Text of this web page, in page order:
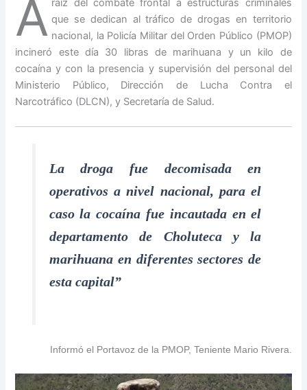
A raíz del combate frontal a estructuras criminales
que se dedican al tráfico de drogas en territorio
nacional, la Policía Militar del Orden Público (PMOP)
incineró este día 30 libras de marihuana y un kilo de
cocaína y con la presencia y supervisión del personal del
Ministerio Público, Dirección de Lucha Contra el
Narcotráfico (DLCN), y Secretaría de Salud.
La droga fue decomisada en
operativos a nivel nacional, para el
caso la cocaína fue incautada en el
departamento de Choluteca y la
marihuana en diferentes sectores de
esta capital”
Informó el Portavoz de la PMOP, Teniente Mario Rivera.